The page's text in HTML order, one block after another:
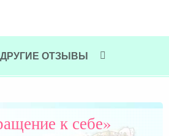
ОТЗЫВЫ
к себе»